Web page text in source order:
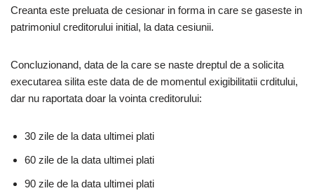
Creanta este preluata de cesionar in forma in care se gaseste in
patrimoniul creditorului initial, la data cesiunii.
Concluzionand, data de la care se naste dreptul de a solicita
executarea silita este data de de momentul exigibilitatii crditului,
dar nu raportata doar la vointa creditorului:
30 zile de la data ultimei plati
60 zile de la data ultimei plati
90 zile de la data ultimei plati